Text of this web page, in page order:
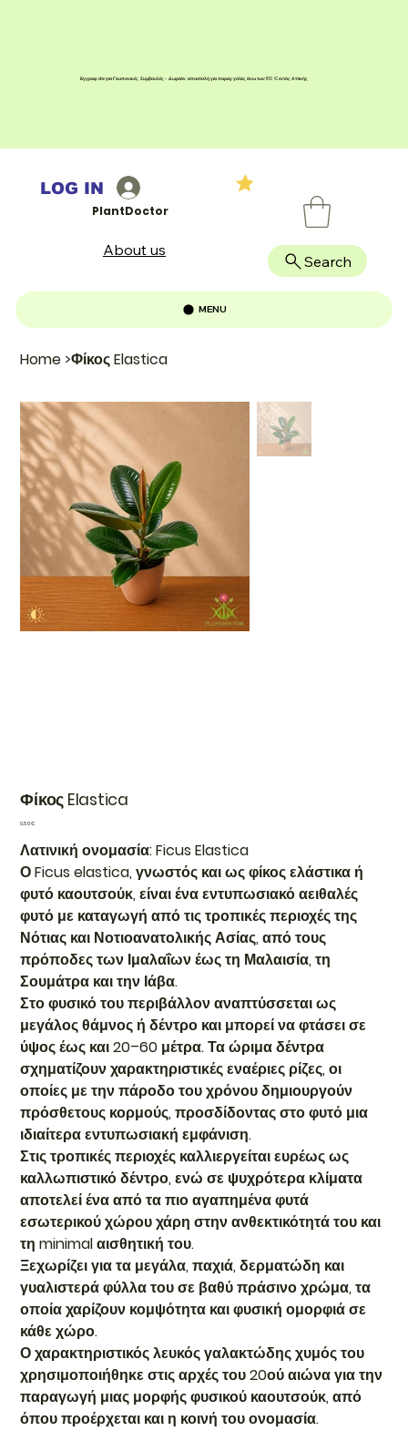
Home >Φίκος Elastica
Φίκος Elastica
Τιμή
9,50 €
Λατινική ονομασία: Ficus Elastica
Ο Ficus elastica, γνωστός και ως φίκος ελάστικα ή
φυτό καουτσούκ, είναι ένα εντυπωσιακό αειθαλές
φυτό με καταγωγή από τις τροπικές περιοχές της
Νότιας και Νοτιοανατολικής Ασίας, από τους
πρόποδες των Ιμαλαΐων έως τη Μαλαισία, τη
Σουμάτρα και την Ιάβα.
Στο φυσικό του περιβάλλον αναπτύσσεται ως
μεγάλος θάμνος ή δέντρο και μπορεί να φτάσει σε
ύψος έως και 20–60 μέτρα. Τα ώριμα δέντρα
σχηματίζουν χαρακτηριστικές εναέριες ρίζες, οι
οποίες με την πάροδο του χρόνου δημιουργούν
πρόσθετους κορμούς, προσδίδοντας στο φυτό μια
ιδιαίτερα εντυπωσιακή εμφάνιση.
Στις τροπικές περιοχές καλλιεργείται ευρέως ως
καλλωπιστικό δέντρο, ενώ σε ψυχρότερα κλίματα
αποτελεί ένα από τα πιο αγαπημένα φυτά
εσωτερικού χώρου χάρη στην ανθεκτικότητά του και
τη minimal αισθητική του.
Ξεχωρίζει για τα μεγάλα, παχιά, δερματώδη και
γυαλιστερά φύλλα του σε βαθύ πράσινο χρώμα, τα
οποία χαρίζουν κομψότητα και φυσική ομορφιά σε
κάθε χώρο.
Ο χαρακτηριστικός λευκός γαλακτώδης χυμός του
χρησιμοποιήθηκε στις αρχές του 20ού αιώνα για την
παραγωγή μιας μορφής φυσικού καουτσούκ, από
όπου προέρχεται και η κοινή του ονομασία.
Εγγραφείτε για Γεωπονικές Συμβουλές - Δωρεάν αποστολή για παραγγελίες άνω των 100 € εντός Αττικής
PlantDoctor
Search
MENU
LOG IN
About us